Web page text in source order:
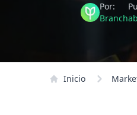
Por:
Branch
Inicio